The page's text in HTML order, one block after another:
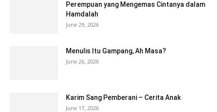
Perempuan yang Mengemas Cintanya dalam
Hamdalah
June 29, 2026
Menulis Itu Gampang, Ah Masa?
June 26, 2026
Karim Sang Pemberani – Cerita Anak
June 17, 2026